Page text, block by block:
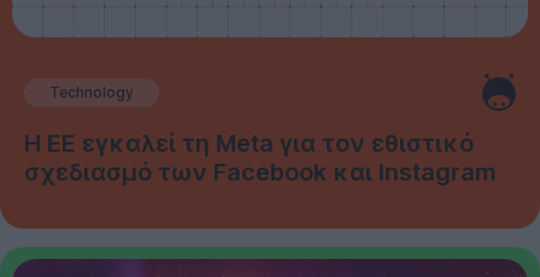
Technology
Η ΕΕ εγκαλεί τη Meta για τον εθιστικό
σχεδιασμό των Facebook και Instagram